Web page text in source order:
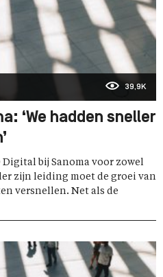
39,9K
‘We hadden sneller
bij Sanoma voor zowel
zijn leiding moet de groei van
versnellen. Net als de